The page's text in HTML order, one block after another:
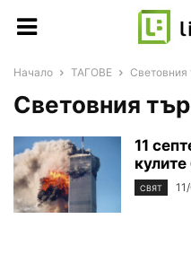
Начало ТАГОВЕ Световния
Световния
11
СВЯТ